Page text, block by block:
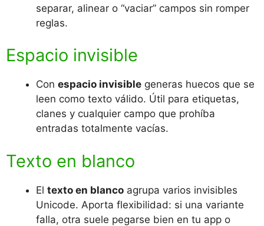
separar, alinear o “vaciar” campos sin romper
reglas.
Espacio invisible
Con espacio invisible generas huecos que se
leen como texto válido. Útil para etiquetas,
clanes y cualquier campo que prohíba
entradas totalmente vacías.
Texto en blanco
El texto en blanco agrupa varios invisibles
Unicode. Aporta flexibilidad: si una variante
falla, otra suele pegarse bien en tu app o